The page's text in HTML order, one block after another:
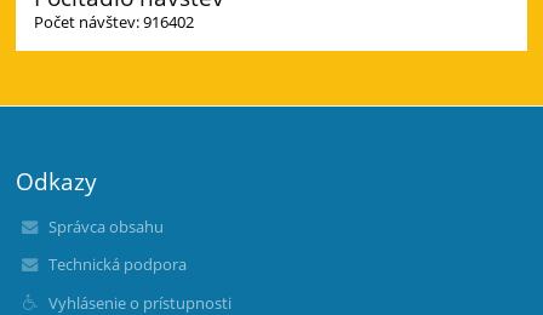
Počet návštev: 916402
Odkazy
Správca obsahu
Technická podpora
Vyhlásenie o prístupnosti